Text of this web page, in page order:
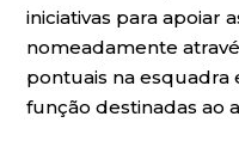
iniciativas para apoiar
nomeadamente
pontuais na esquadra
função destinadas ao